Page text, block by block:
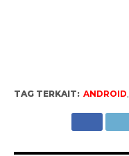
TAG TERKAIT: ANDROID,